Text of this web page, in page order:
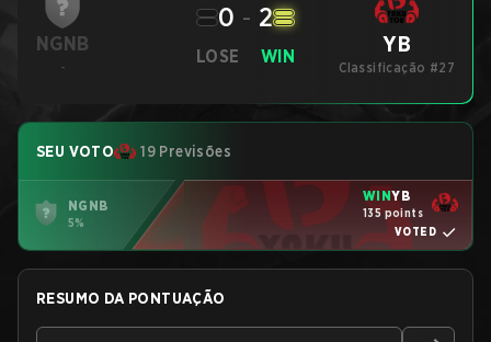
NGNB
-
LOSE
0 - 2
WIN YB
Classificação #27
SEU VOTO 19 Previsões
NGNB
5%
WINYB
135 points
VOTED
RESUMO DA PONTUAÇÃO